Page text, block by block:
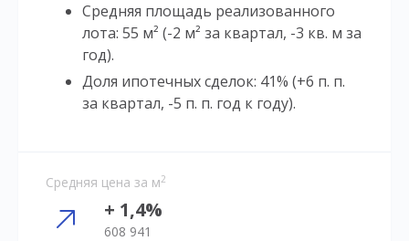
Средняя площадь реализованного
лота: 55 м² (-2 м² за квартал, -3 кв. м за
год).
Доля ипотечных сделок: 41% (+6 п. п.
за квартал, -5 п. п. год к году).
Средняя цена за м2
+ 1,4%
608 941